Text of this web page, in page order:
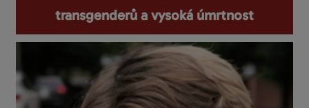
transgenderů a vysoká úmrtnost